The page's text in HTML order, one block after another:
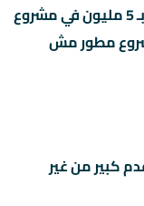
متخليش قرارك على السعر لوحده. وحدة بـ 5 مليون في مشروع
في مشروع مطور مش
كبير من غير